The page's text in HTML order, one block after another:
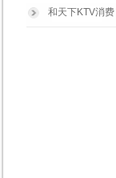
和天下KTV消费